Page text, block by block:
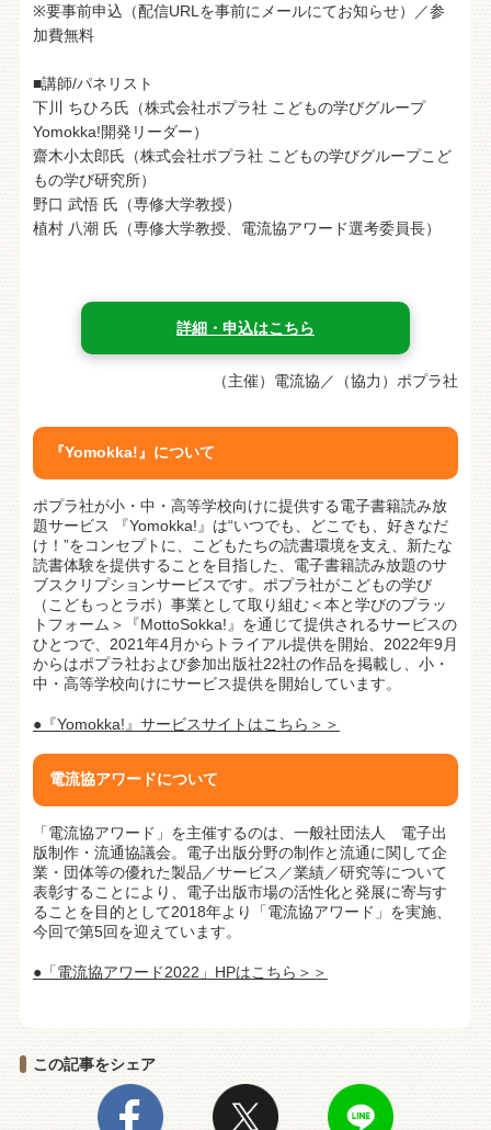
※要事前申込（配信URLを事前にメールにてお知らせ）／参
加費無料
■講師/パネリスト
下川 ちひろ氏（株式会社ポプラ社 こどもの学びグループ
Yomokka!開発リーダー）
齋木小太郎氏（株式会社ポプラ社 こどもの学びグループこど
もの学び研究所）
野口 武悟 氏（専修大学教授）
植村 八潮 氏（専修大学教授、電流協アワード選考委員長）
詳細・申込はこちら
（主催）電流協／（協力）ポプラ社
『Yomokka!』について
ポプラ社が小・中・高等学校向けに提供する電子書籍読み放
題サービス 『Yomokka!』は“いつでも、どこでも、好きなだ
け！”をコンセプトに、こどもたちの読書環境を支え、新たな
読書体験を提供することを目指した、電子書籍読み放題のサ
ブスクリプションサービスです。ポプラ社がこどもの学び
（こどもっとラボ）事業として取り組む＜本と学びのプラッ
トフォーム＞『MottoSokka!』を通じて提供されるサービスの
ひとつで、2021年4月からトライアル提供を開始、2022年9月
からはポプラ社および参加出版社22社の作品を掲載し、小・
中・高等学校向けにサービス提供を開始しています。
●『Yomokka!』サービスサイトはこちら＞＞
電流協アワードについて
「電流協アワード」を主催するのは、一般社団法人 電子出
版制作・流通協議会。電子出版分野の制作と流通に関して企
業・団体等の優れた製品／サービス／業績／研究等について
表彰することにより、電子出版市場の活性化と発展に寄与す
ることを目的として2018年より「電流協アワード」を実施、
今回で第5回を迎えています。
●「電流協アワード2022」HPはこちら＞＞
この記事をシェア